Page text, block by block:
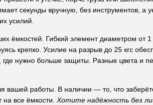
секунды вручную, без инструментов, а
усилий.
ёмкостей. Гибкий элемент диаметром от
крепко. Усилие на разрыв до 25 кгс
нужно больше защиты. Разные цвета и
вашей работы. В наличии — то, что
все ёмкости. Хотите надёжность без